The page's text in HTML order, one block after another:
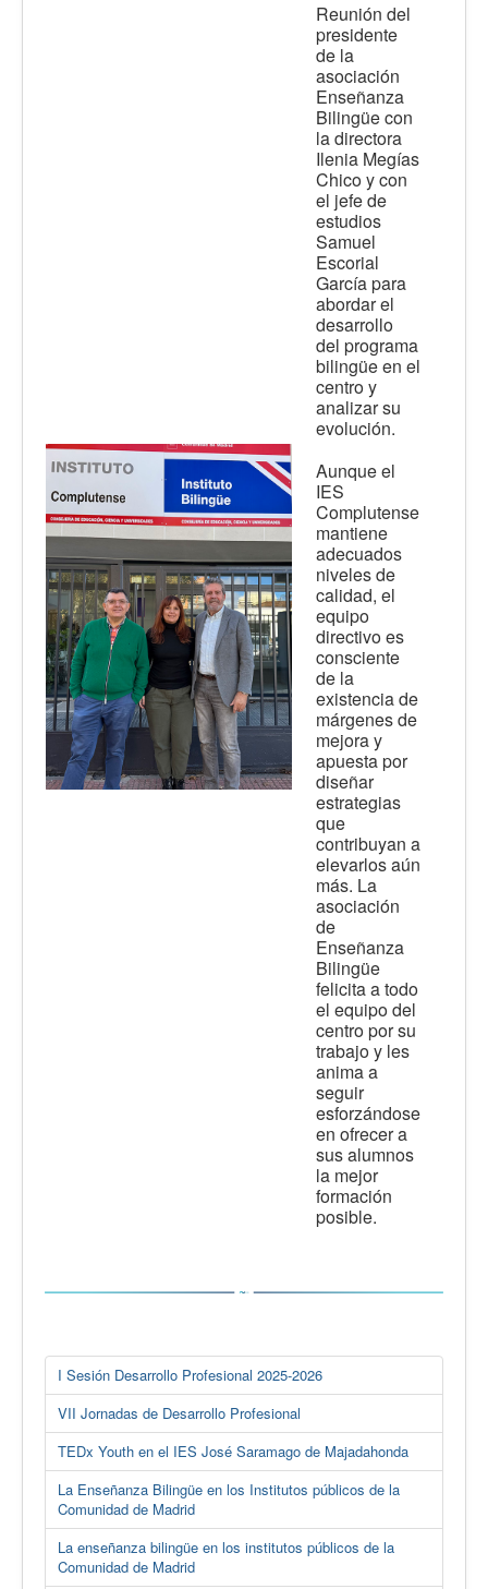
Reunión del
presidente
de la
asociación
Enseñanza
Bilingüe con
la directora
Ilenia Megías
Chico y con
el jefe de
estudios
Samuel
Escorial
García para
abordar el
desarrollo
del programa
bilingüe en el
centro y
analizar su
evolución.
Aunque el
IES
Complutense
mantiene
adecuados
niveles de
calidad, el
equipo
directivo es
consciente
de la
existencia de
márgenes de
mejora y
apuesta por
diseñar
estrategias
que
contribuyan a
elevarlos aún
más. La
asociación
de
Enseñanza
Bilingüe
felicita a todo
el equipo del
centro por su
trabajo y les
anima a
seguir
esforzándose
en ofrecer a
sus alumnos
la mejor
formación
posible.
I Sesión Desarrollo Profesional 2025-2026
VII Jornadas de Desarrollo Profesional
TEDx Youth en el IES José Saramago de Majadahonda
La Enseñanza Bilingüe en los Institutos públicos de la
Comunidad de Madrid
La enseñanza bilingüe en los institutos públicos de la
Comunidad de Madrid